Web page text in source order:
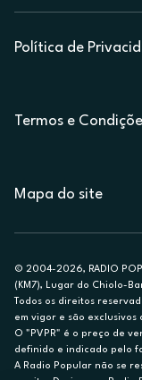
Política de
Termos e
Mapa do site
© 2004-2026, RADIO
(KM7), Lugar do Chiolo-
Todos os direitos
em vigor e são exclusivos
O "PVPR" é o preço de
definido e indicado pelo
A Radio Popular não se